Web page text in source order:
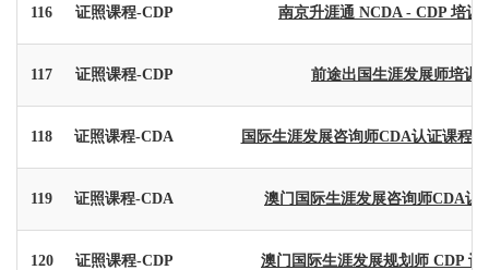
116 证照课程-CDP 南京升涯通 NCDA - CDP 培训
117 证照课程-CDP 前途出国生涯发展师培训
118 证照课程-CDA 国际生涯发展咨询师CDA认证课程 -
119 证照课程-CDA 澳门国际生涯发展咨询师CDA认
120 证照课程-CDP 澳门国际生涯发展规划师 CDP 认